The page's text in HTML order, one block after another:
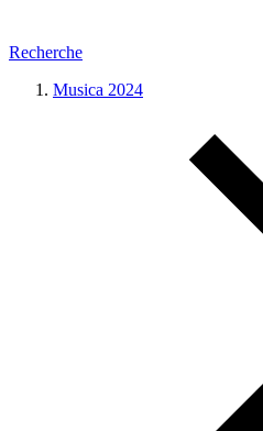
Recherche
Musica 2024